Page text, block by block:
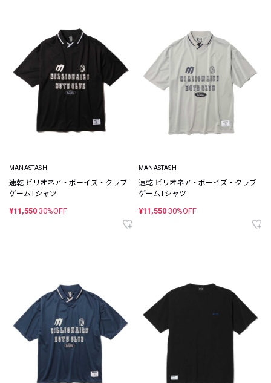
MANASTASH
速乾 ビリオネア・ボーイズ・クラブ
ゲームTシャツ
¥11,550 30%OFF
MANASTASH
速乾 ビリオネア・ボーイズ・クラブ
ゲームTシャツ
¥11,550 30%OFF